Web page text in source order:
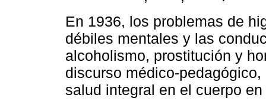
En 1936, los problemas de
débiles mentales y las
alcoholismo, prostitución y
discurso médico-
salud integral en el cuerpo